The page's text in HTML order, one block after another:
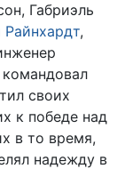
Габриэль
Райнхардт,
своих
к победе над
в то время,
надежду в